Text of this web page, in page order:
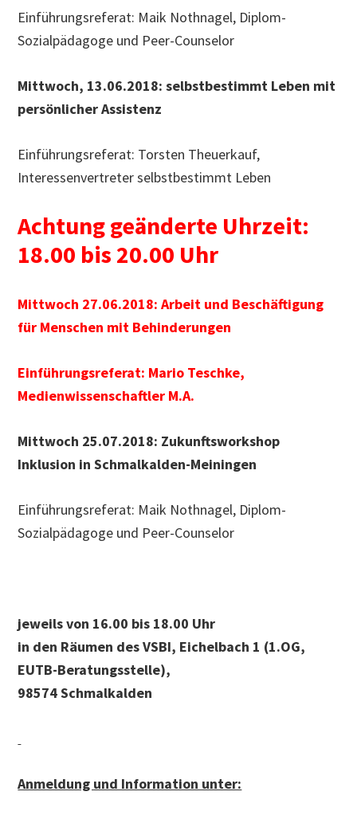
Einführungsreferat: Maik Nothnagel, Diplom-
Sozialpädagoge und Peer-Counselor
Mittwoch, 13.06.2018: selbstbestimmt Leben mit
persönlicher Assistenz
Einführungsreferat: Torsten Theuerkauf,
Interessenvertreter selbstbestimmt Leben
Achtung geänderte Uhrzeit:
18.00 bis 20.00 Uhr
Mittwoch 27.06.2018: Arbeit und Beschäftigung
für Menschen mit Behinderungen
Einführungsreferat: Mario Teschke,
Medienwissenschaftler M.A.
Mittwoch 25.07.2018: Zukunftsworkshop
Inklusion in Schmalkalden-Meiningen
Einführungsreferat: Maik Nothnagel, Diplom-
Sozialpädagoge und Peer-Counselor
jeweils von 16.00 bis 18.00 Uhr
in den Räumen des VSBI, Eichelbach 1 (1.OG,
EUTB-Beratungsstelle),
98574 Schmalkalden
Anmeldung und Information unter: